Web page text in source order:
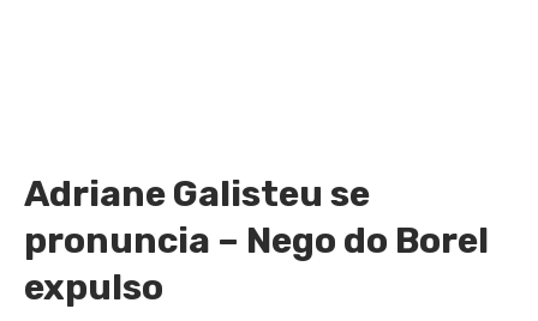
Adriane Galisteu se
pronuncia – Nego do Borel
expulso